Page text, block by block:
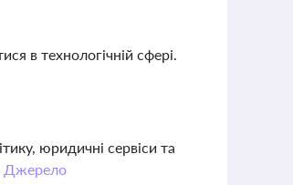
в технологічній сфері.
юридичні сервіси та
Джерело